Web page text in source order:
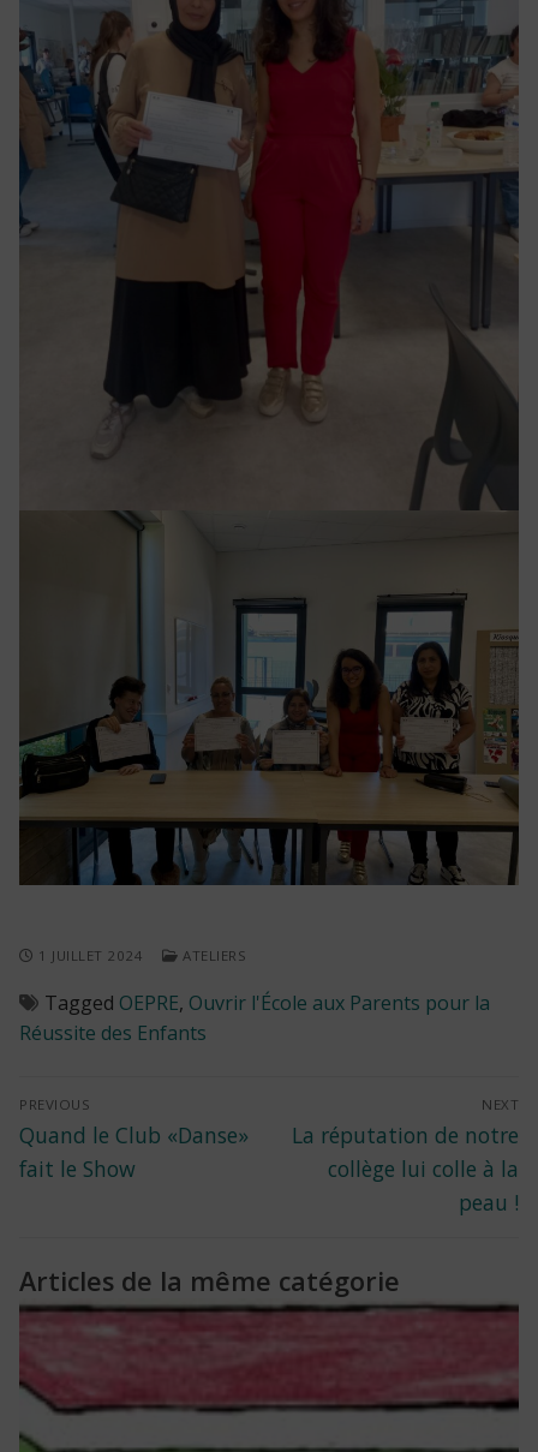
1 JUILLET 2024 ATELIERS
Tagged OEPRE, Ouvrir l'École aux Parents pour la
Réussite des Enfants
Navigation
de
PREVIOUS
Previous
post:
Quand le Club «Danse»
fait le Show
NEXT
Next
post:
La réputation de notre
collège lui colle à la
peau !
Articles de la même catégorie